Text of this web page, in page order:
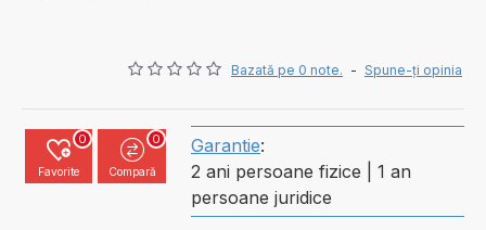
Bazată pe 0 note. - Spune-ţi opinia
Favorite
0
Compară
0 Garantie:
2 ani persoane fizice | 1 an
persoane juridice